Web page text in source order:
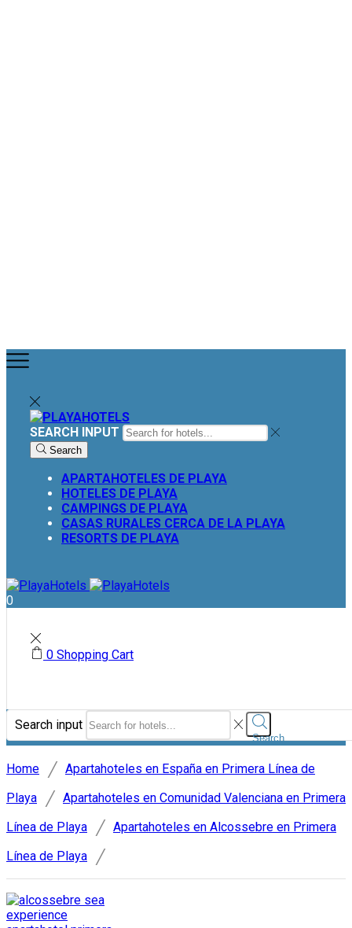
SEARCH INPUT
Search
APARTAHOTELES DE PLAYA
HOTELES DE PLAYA
CAMPINGS DE PLAYA
CASAS RURALES CERCA DE LA PLAYA
RESORTS DE PLAYA
0
0 Shopping Cart
Search input
Search
Home / Apartahoteles en España en Primera Línea de
Playa / Apartahoteles en Comunidad Valenciana en Primera
Línea de Playa / Apartahoteles en Alcossebre en Primera
Línea de Playa /